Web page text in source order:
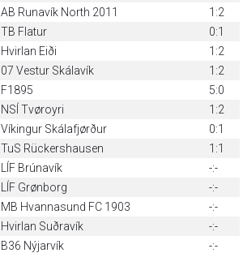
AB Runavík North 2011
1:2
TB Flatur
0:1
Hvirlan Eiði
1:2
07 Vestur Skálavík
1:2
F1895
5:0
NSÍ Tvøroyri
1:2
Víkingur Skálafjørður
0:1
TuS Rückershausen
1:1
LÍF Brúnavík
-:-
LÍF Grønborg
-:-
MB Hvannasund FC 1903
-:-
Hvirlan Suðravík
-:-
B36 Nýjarvík
-:-